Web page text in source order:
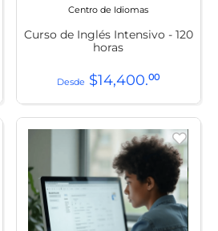
Centro de Idiomas
Curso de Inglés Intensivo - 120
horas
$14,400.00